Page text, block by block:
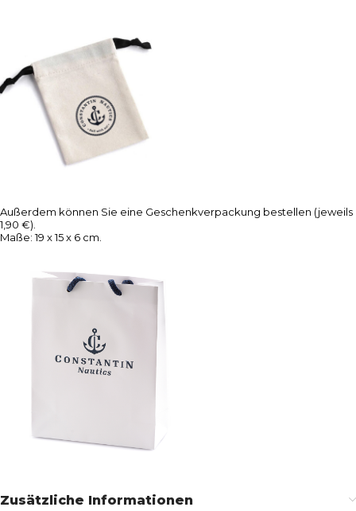
Außerdem können Sie eine Geschenkverpackung bestellen (jeweils
1,90 €).
Maße: 19 x 15 x 6 cm.
Zusätzliche Informationen